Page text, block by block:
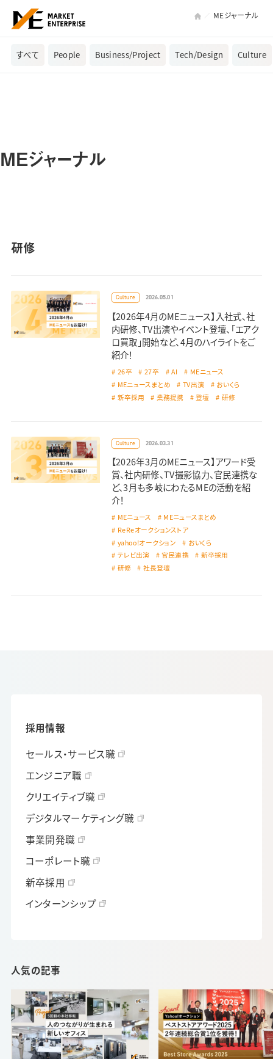
MEジャーナル
すべて People Business/Project Tech/Design Culture
MEジャーナル
研修
Culture 2026.05.01
【2026年4月のMEニュース】入社式、社
内研修、TV出演やイベント登壇、「エアク
ロ買取」開始など、4月のハイライトをご
紹介！
26卒 27卒 AI MEニュース
MEニュースまとめ TV出演
おいくら
新卒採用
業務提携 登壇 研修
Culture 2026.03.31
【2026年3月のMEニュース】アワード受
賞、社内研修、TV撮影協力、官民連携な
ど、3月も多岐にわたるMEの活動を紹
介！
MEニュース MEニュースまとめ
ReReオークションストア
yahoo!オークション
おいくら
テレビ出演
官民連携
新卒採用
研修
社長登壇
採用情報
セールス・サービス職
エンジニア職
クリエイティブ職
デジタルマーケティング職
事業開発職
コーポレート職
新卒採用
インターンシップ
人気の記事